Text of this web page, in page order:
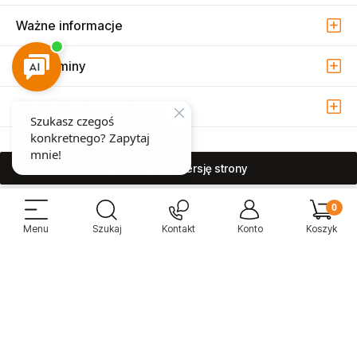
Ważne informacje
Regulaminy
pokaż pełną wersję strony
Sprzedaż i serwis narzędzi pneumatycznych w Warszawie ul. Związkowa
15, 04-522 Warszawa ( Marysin Wawerski )